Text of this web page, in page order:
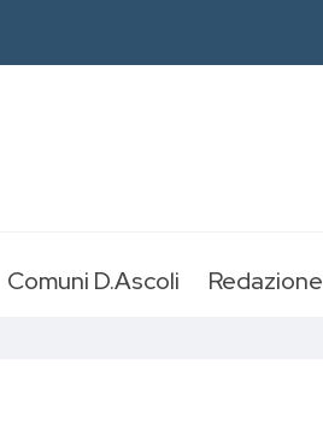
Comuni D.Ascoli Redazione